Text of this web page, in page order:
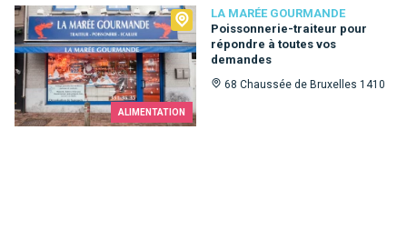
ALIMENTATION
LA MARÉE GOURMANDE
Poissonnerie-traiteur pour
répondre à toutes vos
demandes
68 Chaussée de Bruxelles 1410
La Marée Gourmande